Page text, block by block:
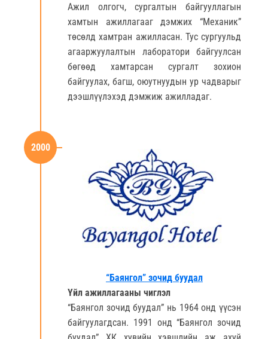
Ажил олгогч, сургалтын байгууллагын
хамтын ажиллагааг дэмжих “Механик”
төсөлд хамтран ажилласан. Тус сургуульд
агааржуулалтын лаборатори байгуулсан
бөгөөд хамтарсан сургалт зохион
байгуулах, багш, оюутнуудын ур чадварыг
дээшлүүлэхэд дэмжиж ажилладаг.
2000
“Баянгол” зочид буудал
Үйл ажиллагааны чиглэл
“Баянгол зочид буудал” нь 1964 онд үүсэн
байгуулагдсан. 1991 онд “Баянгол зочид